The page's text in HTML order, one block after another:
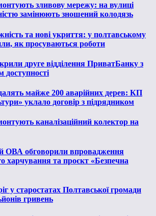
зливову мережу: на вулиці
замінюють зношений колодязь
та нові укриття: у полтавському
як просуваються роботи
друге відділення ПриватБанку з
доступності
майже 200 аварійних дерев: КП
уклало договір з підрядником
каналізаційний колектор на
ОВА обговорили впровадження
харчування та проєкт «Безпечна
у старостатах Полтавської громади
гривень